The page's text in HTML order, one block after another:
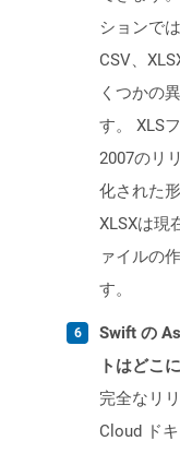
ションで
CSV、
くつかの
す。 XLS
2007のリ
化された
XLSXは現
ァイルの
す。
Swift の
トはどこ
完全なリ
Cloud ド